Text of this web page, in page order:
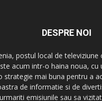
DESPRE NOI
postul local de televiziune
acum intr-o haina noua,
strategie mai buna pentru a
de informatie si de
emisiunile sau sa